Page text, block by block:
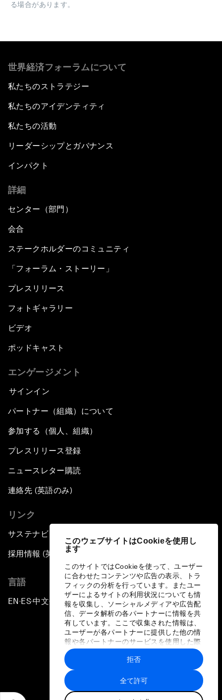
このウェブサイトはCookieを使用し
ます
このサイトではCookieを使って、ユーザー
に合わせたコンテンツや広告の表示、トラ
フィックの分析を行っています。またユー
ザーによるサイトの利用状況についても情
報を収集し、ソーシャルメディアや広告配
信、データ解析の各パートナーに情報を共
有しています。ここで収集された情報は、
ユーザーが各パートナーに提供した他の情
報や各パートナーのサービスを使用した際
に収集された情報と組み合わされ、各パー
トナーによって使用されることがありま
す。
全て許可
拒否
る場合があります。
世界経済フォーラムについて
私たちのストラテジー
私たちのアイデンティティ
私たちの活動
リーダーシップとガバナンス
インパクト
詳細
センター（部門）
会合
ステークホルダーのコミュニティ
「フォーラム・ストーリー」
プレスリリース
フォトギャラリー
ビデオ
ポッドキャスト
エンゲージメント
サインイン
パートナー（組織）について
参加する（個人、組織）
プレスリリース登録
ニュースレター購読
連絡先 (英語のみ)
リンク
サステナビリティへの取り組み
採用情報 (英語のみ)
言語
EN ▪ ES▪中文▪ 日本語
プライバシーポリシーと利用規約
サイトマップ